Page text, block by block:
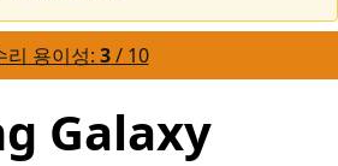
리 용이성: 3/ 10
Galaxy